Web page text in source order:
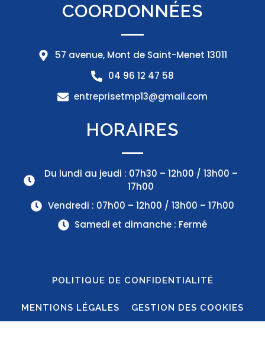
COORDONNÉES
57 avenue, Mont de Saint-Menet 13011
04 96 12 47 58
entreprisetmp13@gmail.com
HORAIRES
Du lundi au jeudi : 07h30 – 12h00 / 13h00 –
17h00
Vendredi : 07h00 – 12h00 / 13h00 – 17h00
Samedi et dimanche : Fermé
POLITIQUE DE CONFIDENTIALITÉ
MENTIONS LÉGALES GESTION DES COOKIES